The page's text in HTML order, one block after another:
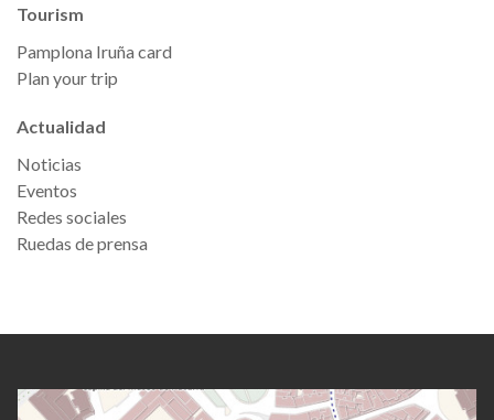
Tourism
Pamplona Iruña card
Plan your trip
Actualidad
Noticias
Eventos
Redes sociales
Ruedas de prensa